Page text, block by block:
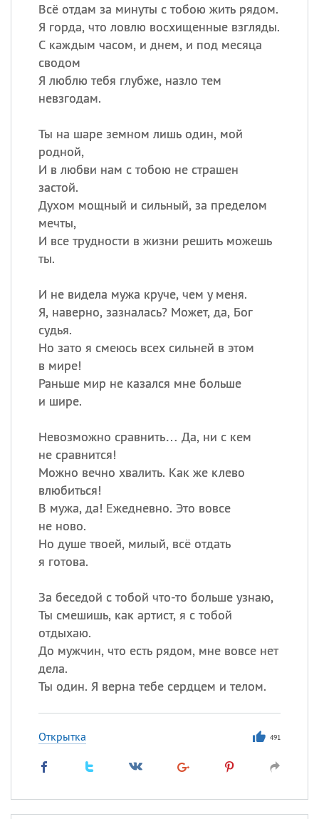
Всё отдам за минуты с тобою жить рядом.
Я горда, что ловлю восхищенные взгляды.
С каждым часом, и днем, и под месяца
сводом
Я люблю тебя глубже, назло тем
невзгодам.
Ты на шаре земном лишь один, мой
родной,
И в любви нам с тобою не страшен
застой.
Духом мощный и сильный, за пределом
мечты,
И все трудности в жизни решить можешь
ты.
И не видела мужа круче, чем у меня.
Я, наверно, зазналась? Может, да, Бог
судья.
Но зато я смеюсь всех сильней в этом
в мире!
Раньше мир не казался мне больше
и шире.
Невозможно сравнить… Да, ни с кем
не сравнится!
Можно вечно хвалить. Как же клево
влюбиться!
В мужа, да! Ежедневно. Это вовсе
не ново.
Но душе твоей, милый, всё отдать
я готова.
За беседой с тобой что-то больше узнаю,
Ты смешишь, как артист, я с тобой
отдыхаю.
До мужчин, что есть рядом, мне вовсе нет
дела.
Ты один. Я верна тебе сердцем и телом.
Открытка 491